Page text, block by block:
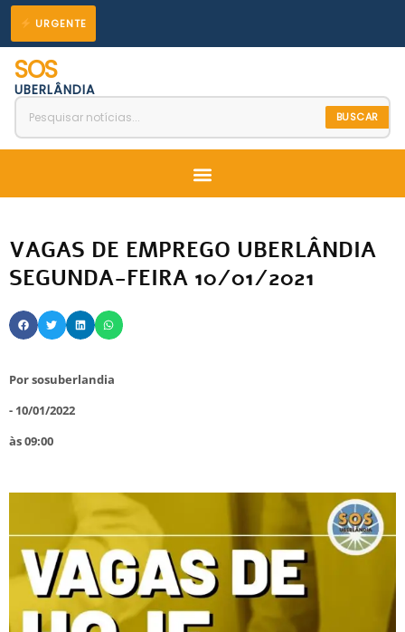
para
conteúdo
URGENTE
SOS
UBERLÂNDIA
BUSCAR
Menu
VAGAS DE EMPREGO UBERLÂNDIA
SEGUNDA-FEIRA 10/01/2021
Porsosuberlandia
- 10/01/2022
às09:00